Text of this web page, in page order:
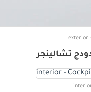
تشالينجر